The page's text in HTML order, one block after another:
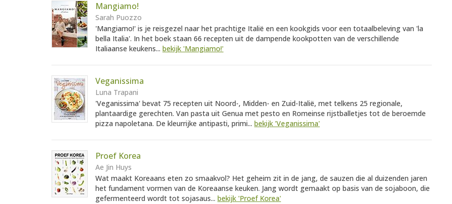
Mangiamo!
Sarah Puozzo
'Mangiamo!' is je reisgezel naar het prachtige Italië en een kookgids voor een totaalbeleving van 'la
bella Italia'. In het boek staan 66 recepten uit de dampende kookpotten van de verschillende
Italiaanse keukens... bekijk 'Mangiamo!'
Veganissima
Luna Trapani
'Veganissima' bevat 75 recepten uit Noord-, Midden- en Zuid-Italië, met telkens 25 regionale,
plantaardige gerechten. Van pasta uit Genua met pesto en Romeinse rijstballetjes tot de beroemde
pizza napoletana. De kleurrijke antipasti, primi... bekijk 'Veganissima'
Proef Korea
Ae Jin Huys
Wat maakt Koreaans eten zo smaakvol? Het geheim zit in de jang, de sauzen die al duizenden jaren
het fundament vormen van de Koreaanse keuken. Jang wordt gemaakt op basis van de sojaboon, die
gefermenteerd wordt tot sojasaus... bekijk 'Proef Korea'